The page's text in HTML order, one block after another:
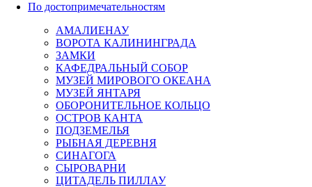
По достопримечательностям
АМАЛИЕНАУ
ВОРОТА КАЛИНИНГРАДА
ЗАМКИ
КАФЕДРАЛЬНЫЙ СОБОР
МУЗЕЙ МИРОВОГО ОКЕАНА
МУЗЕЙ ЯНТАРЯ
ОБОРОНИТЕЛЬНОЕ КОЛЬЦО
ОСТРОВ КАНТА
ПОДЗЕМЕЛЬЯ
РЫБНАЯ ДЕРЕВНЯ
СИНАГОГА
СЫРОВАРНИ
ЦИТАДЕЛЬ ПИЛЛАУ